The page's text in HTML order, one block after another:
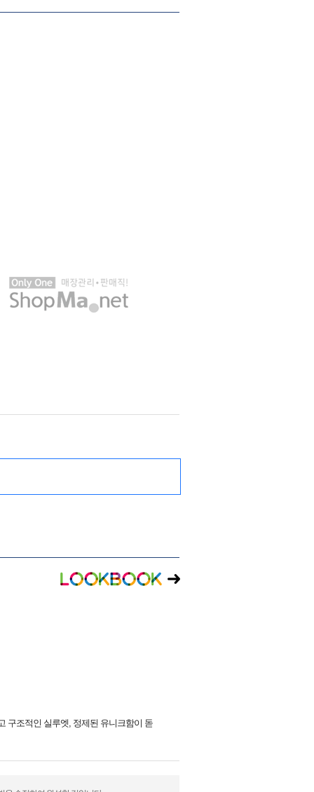
구조적인 실루엣, 정제된 유니크함이 돋